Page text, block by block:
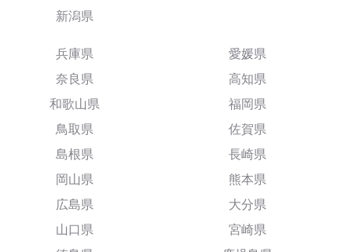
新潟県
兵庫県
奈良県
和歌山県
鳥取県
島根県
岡山県
広島県
山口県
愛媛県
高知県
福岡県
佐賀県
長崎県
熊本県
大分県
宮崎県